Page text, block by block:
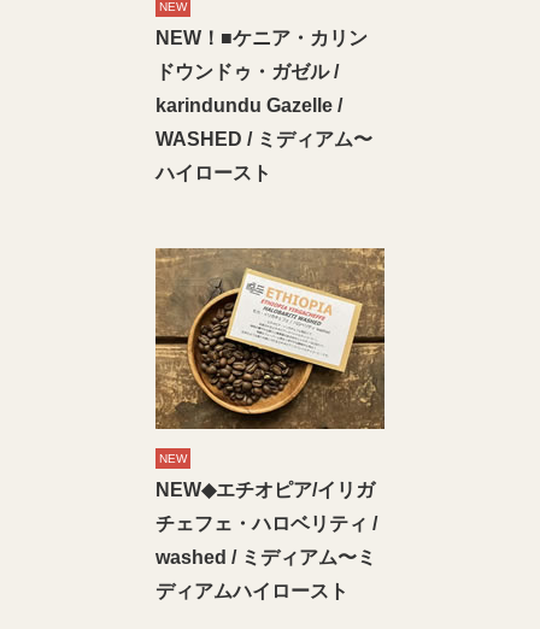
NEW
NEW！■ケニア・カリン
ドウンドゥ・ガゼル /
karindundu Gazelle /
WASHED / ミディアム〜
ハイロースト
NEW
NEW◆エチオピア/イリガ
チェフェ・ハロベリティ /
washed / ミディアム〜ミ
ディアムハイロースト